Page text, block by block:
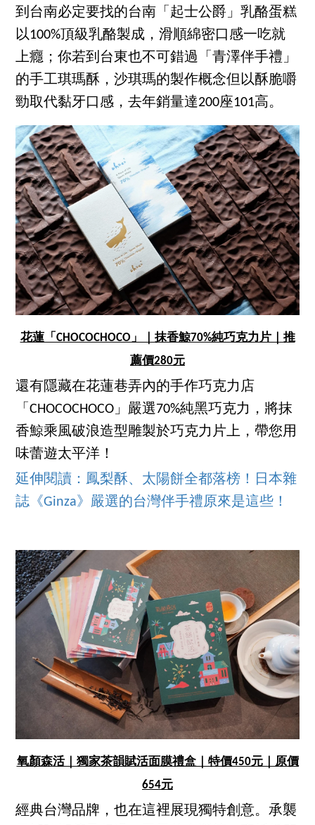
到台南必定要找的台南「起士公爵」乳酪蛋糕
以100%頂級乳酪製成，滑順綿密口感一吃就
上癮；你若到台東也不可錯過「青澤伴手禮」
的手工琪瑪酥，沙琪瑪的製作概念但以酥脆嚼
勁取代黏牙口感，去年銷量達200座101高。
花蓮「CHOCOCHOCO」｜抹香鯨70%純巧克力片｜推
薦價280元
還有隱藏在花蓮巷弄內的手作巧克力店
「CHOCOCHOCO」嚴選70%純黑巧克力，將抹
香鯨乘風破浪造型雕製於巧克力片上，帶您用
味蕾遊太平洋！
延伸閱讀：鳳梨酥、太陽餅全都落榜！日本雜
誌《Ginza》嚴選的台灣伴手禮原來是這些！
氧顏森活｜獨家茶韻賦活面膜禮盒｜特價450元｜原價
654元
經典台灣品牌，也在這裡展現獨特創意。承襲